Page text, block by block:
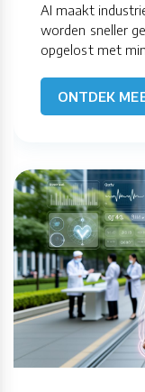
AI maakt
worden sneller
opgelost met
ONTDEK